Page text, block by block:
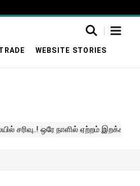
WEBSITE STORIES